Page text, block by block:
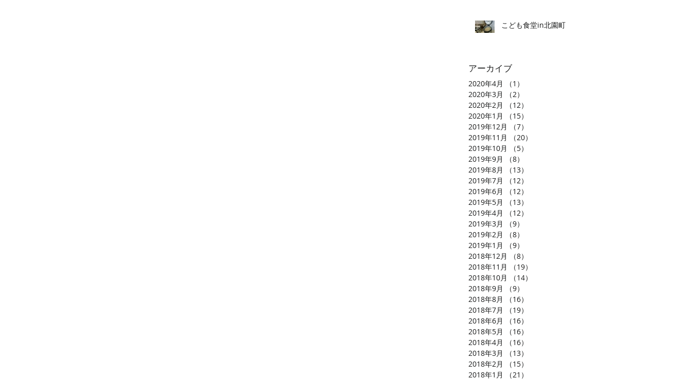
こども食堂in北園町
アーカイブ
2020年4月 （1）
2020年3月
（2）
2020年2月
（12）
2020年1月
（15）
2019年12月
（7）
2019年11月
（20）
2019年10月
（5）
2019年9月
（8）
2019年8月
（13）
2019年7月
（12）
2019年6月
（12）
2019年5月
（13）
2019年4月
（12）
2019年3月
（9）
2019年2月
（8）
2019年1月
（9）
2018年12月
（8）
2018年11月
（19）
2018年10月
（14）
2018年9月
（9）
2018年8月
（16）
2018年7月
（19）
2018年6月
（16）
2018年5月
（16）
2018年4月
（16）
2018年3月
（13）
2018年2月
（15）
2018年1月
（21）